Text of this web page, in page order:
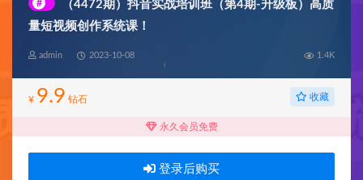
#
（4472期）抖音实战培训班（第4期-升级板）高质
量短视频创作系统课！
admin 2023-10-08 1.4K
¥ 9.9 钻石 收藏
永久会员免费
登录后购买